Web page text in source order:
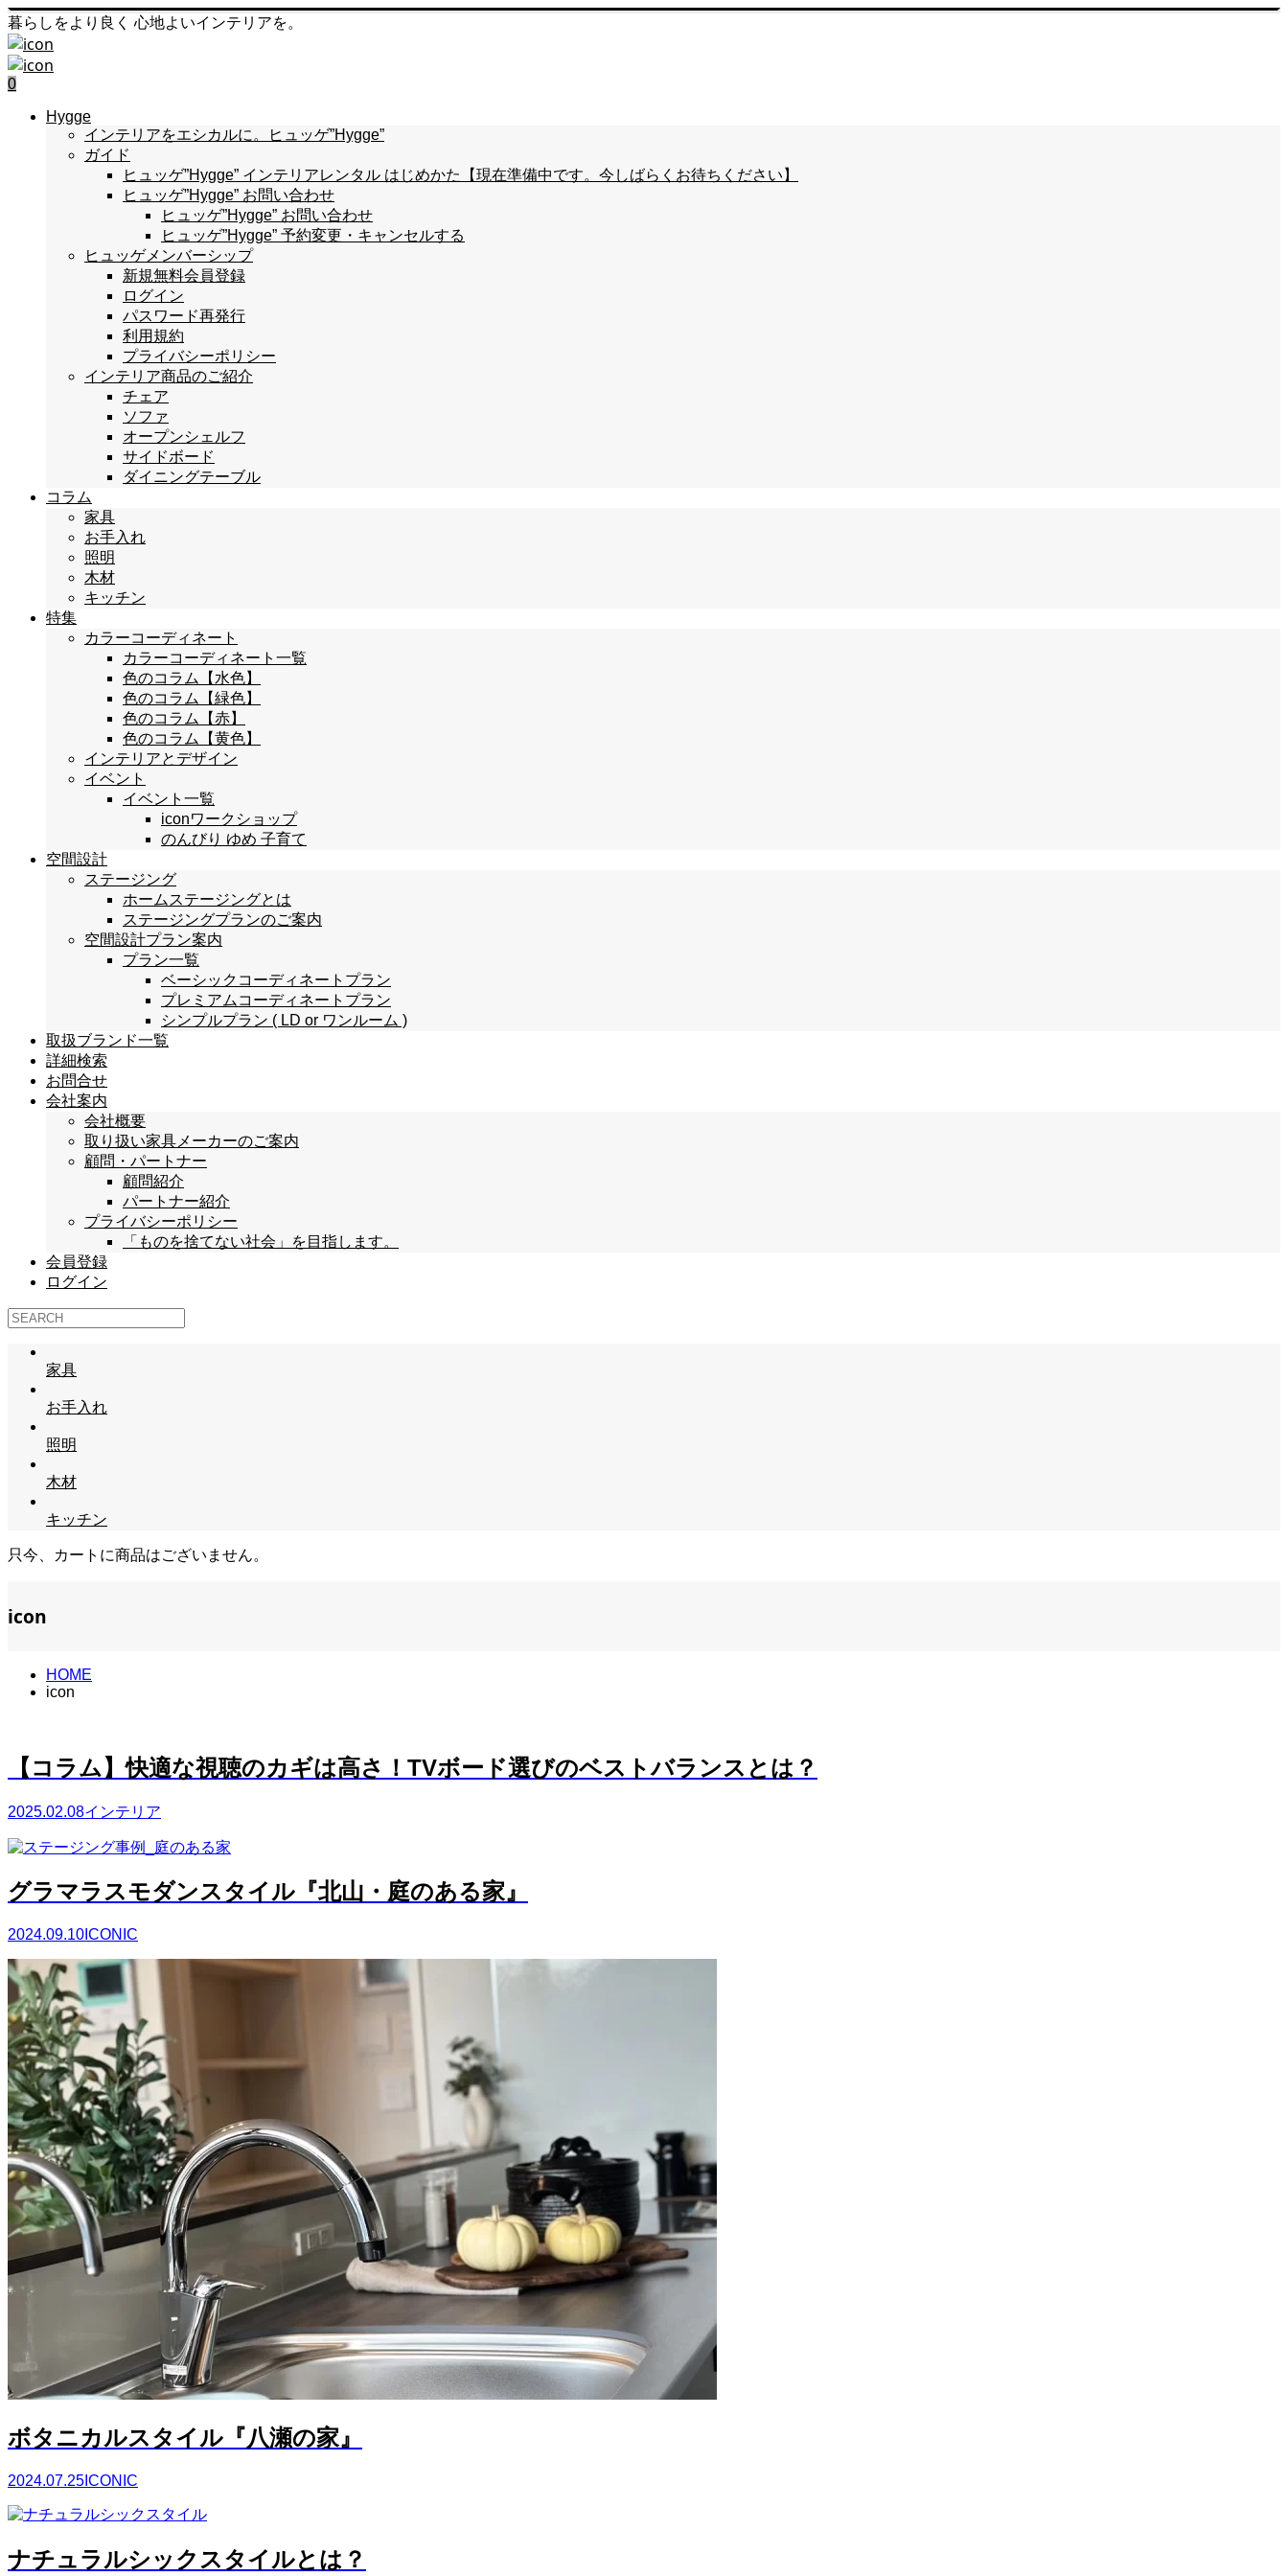
暮らしをより良く 心地よいインテリアを。
0
Hygge
インテリアをエシカルに。ヒュッゲ”Hygge”
ガイド
ヒュッゲ”Hygge” インテリアレンタル はじめかた【現在準備中です。今しばらくお待ちください】
ヒュッゲ”Hygge” お問い合わせ
ヒュッゲ”Hygge” お問い合わせ
ヒュッゲ”Hygge” 予約変更・キャンセルする
ヒュッゲメンバーシップ
新規無料会員登録
ログイン
パスワード再発行
利用規約
プライバシーポリシー
インテリア商品のご紹介
チェア
ソファ
オープンシェルフ
サイドボード
ダイニングテーブル
コラム
家具
お手入れ
照明
木材
キッチン
特集
カラーコーディネート
カラーコーディネート一覧
色のコラム【水色】
色のコラム【緑色】
色のコラム【赤】
色のコラム【黄色】
インテリアとデザイン
イベント
イベント一覧
iconワークショップ
のんびり ゆめ 子育て
空間設計
ステージング
ホームステージングとは
ステージングプランのご案内
空間設計プラン案内
プラン一覧
ベーシックコーディネートプラン
プレミアムコーディネートプラン
シンプルプラン ( LD or ワンルーム )
取扱ブランド一覧
詳細検索
お問合せ
会社案内
会社概要
取り扱い家具メーカーのご案内
顧問・パートナー
顧問紹介
パートナー紹介
プライバシーポリシー
「ものを捨てない社会」を目指します。
会員登録
ログイン
家具
お手入れ
照明
木材
キッチン
只今、カートに商品はございません。
icon
HOME
icon
【コラム】快適な視聴のカギは高さ！TVボード選びのベストバランスとは？
2025.02.08インテリア
グラマラスモダンスタイル『北山・庭のある家』
2024.09.10 ICONIC
ボタニカルスタイル『八瀬の家』
2024.07.25 ICONIC
ナチュラルシックスタイルとは？